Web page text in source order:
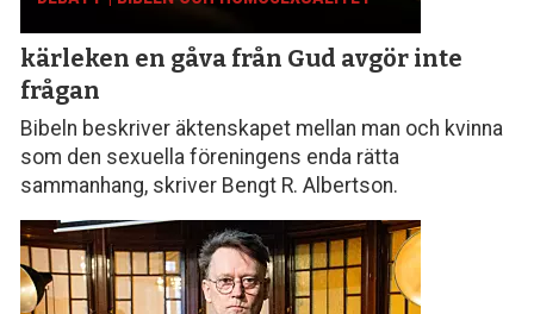
kärleken en gåva från Gud avgör inte
frågan
Bibeln beskriver äktenskapet mellan man och kvinna
som den sexuella föreningens enda rätta
sammanhang, skriver Bengt R. Albertson.